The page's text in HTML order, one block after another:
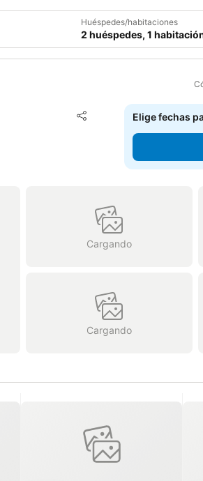
Huéspedes/habitaciones
2 huéspedes, 1
Compartir
Agregar a favoritos
Elige fechas
Cargando
Cargando